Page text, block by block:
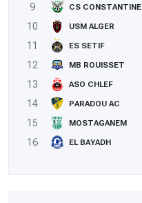
9
CS CONSTANTINE
10
USM ALGER
11
ES SETIF
12
MB ROUISSET
13
ASO CHLEF
14
PARADOU AC
15
MOSTAGANEM
16
EL BAYADH